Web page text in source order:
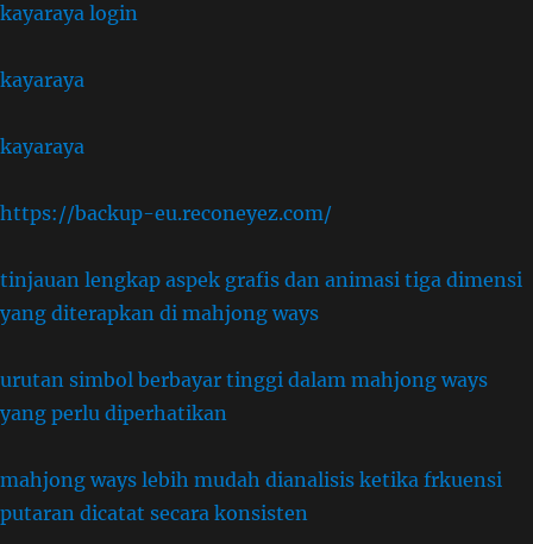
kayaraya login
kayaraya
kayaraya
https://backup-eu.reconeyez.com/
tinjauan lengkap aspek grafis dan animasi tiga dimensi
yang diterapkan di mahjong ways
urutan simbol berbayar tinggi dalam mahjong ways
yang perlu diperhatikan
mahjong ways lebih mudah dianalisis ketika frkuensi
putaran dicatat secara konsisten